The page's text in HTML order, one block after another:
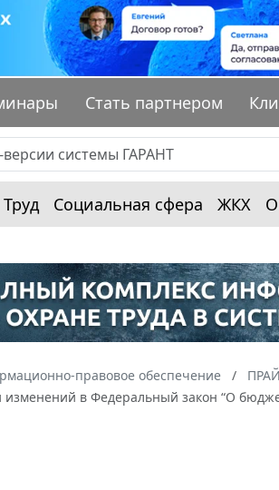
Стать партнером
Труд Социальная сфера ЖКХ
правовое обеспечение
в Федеральный закон “О